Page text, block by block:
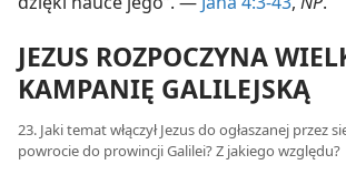
JEZUS ROZPOCZYNA
KAMPANIĘ GALILEJSKĄ
23. Jaki temat włączył Jezus do ogłaszanej przez
powrocie do prowincji Galilei? Z jakiego względu?